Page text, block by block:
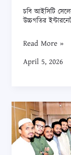
চবি আইসিটি
উচ্চগতির
বিডিকম
ও
উচ্চগতির
ইন্টারনেট
সভা
অনুষ্ঠিত
Read More »
April 5, 2026
চবির
নবনিযুক্ত
উপাচার্যের
সঙ্গে